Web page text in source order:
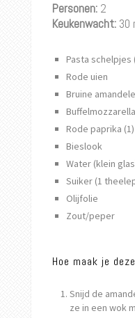
Personen: 2
Keukenwacht: 30
Pasta schelpjes
Rode uien
Bruine
Buffelmozzarella
Rode paprika (1)
Bieslook
Water (klein
Suiker (1
Olijfolie
Zout/peper
Hoe maak je
Snijd de
ze in een wok